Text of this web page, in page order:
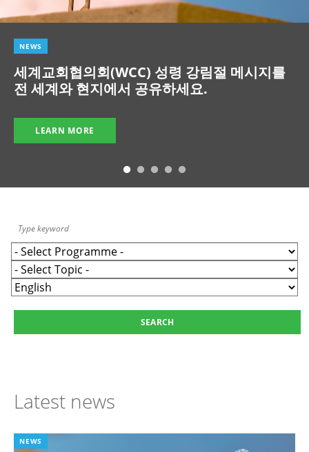
NEWS
세계교회협의회(WCC) 성령 강림절 메시지를
전 세계와 현지에서 공유하세요.
LEARN MORE
Latest news
NEWS